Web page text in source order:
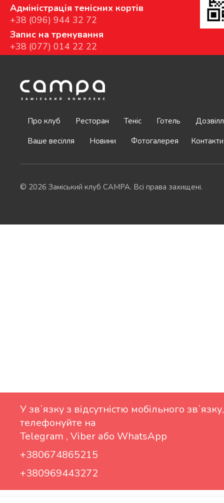
Адміністрація тенісних кортів
+38 (096) 944 32 72
Запис на тренування
+38 (077) 014 22 22
Про клуб Ресторан Теніс Готель
Ваше весілля
Новини Фотогалерея Контакти
© 2026 Заміський клуб CAMPA. Всі права захищені.
У звʼязку з відсутністю мобільного звʼязку,
телефонуйте на
Telegram , Viber або WhatsApp
+380674865215
+380969443272